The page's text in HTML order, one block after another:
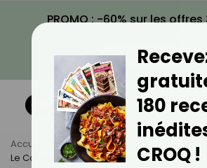
PROMO : -60% sur les
VOIR LA
Accueil Actus
Santé
Le Cancer Peut-Il Être Contagieux ?
180
CROQ !